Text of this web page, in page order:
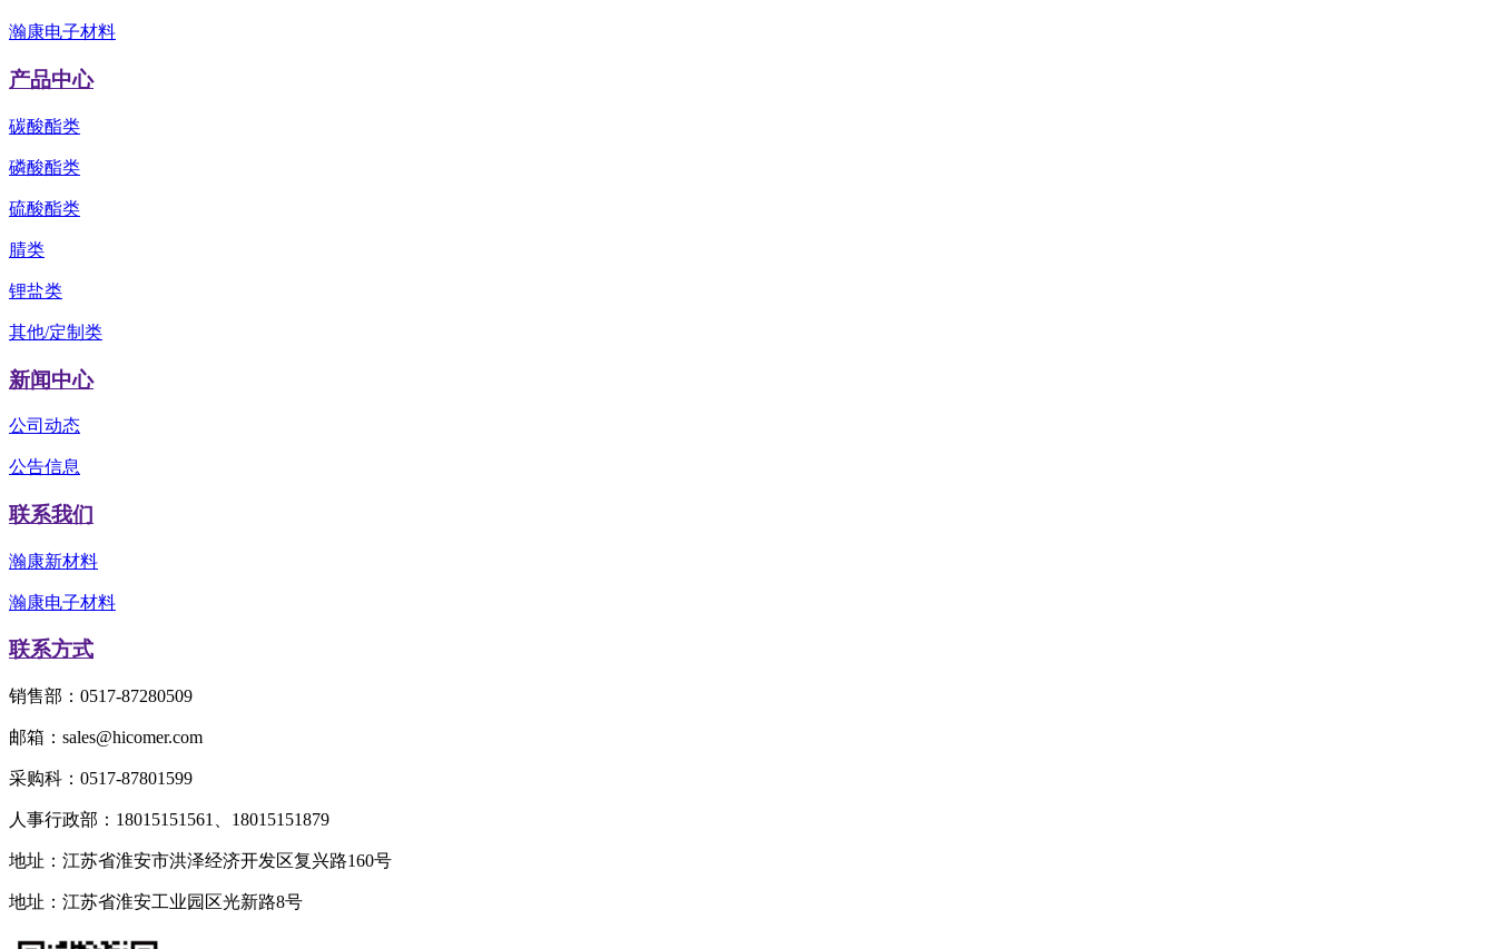
瀚康电子材料
产品中心
碳酸酯类
磷酸酯类
硫酸酯类
腈类
锂盐类
其他/定制类
新闻中心
公司动态
公告信息
联系我们
瀚康新材料
瀚康电子材料
联系方式
销售部：0517-87280509
邮箱：sales@hicomer.com
采购科：0517-87801599
人事行政部：18015151561、18015151879
地址：江苏省淮安市洪泽经济开发区复兴路160号
地址：江苏省淮安工业园区光新路8号